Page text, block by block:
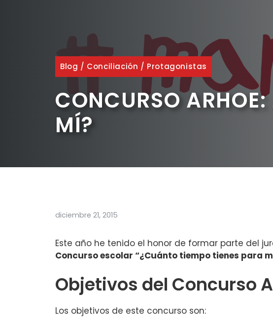
Blog / Conciliación / Protagonistas
CONCURSO
MÍ?
diciembre 21, 2015
Este año he tenido el honor de formar parte del
Concurso escolar “¿Cuánto tiempo tienes para
Objetivos del Concurso
Los objetivos de este concurso son: